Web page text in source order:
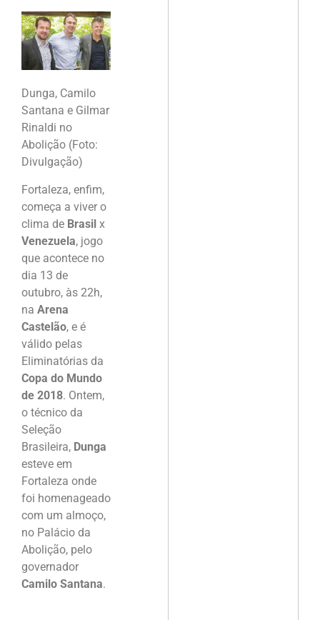
Dunga, Camilo
Santana e Gilmar
Rinaldi no
Abolição (Foto:
Divulgação)
Fortaleza, enfim,
começa a viver o
clima de Brasil x
Venezuela, jogo
que acontece no
dia 13 de
outubro, às 22h,
na Arena
Castelão, e é
válido pelas
Eliminatórias da
Copa do Mundo
de 2018. Ontem,
o técnico da
Seleção
Brasileira, Dunga
esteve em
Fortaleza onde
foi homenageado
com um almoço,
no Palácio da
Abolição, pelo
governador
Camilo Santana.